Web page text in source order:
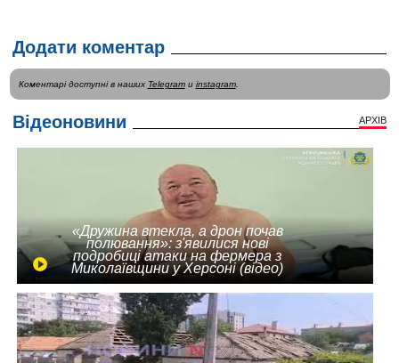
Додати коментар
Коментарі доступні в наших Telegramи instagram.
Відеоновини АРХІВ
«Дружина втекла, а дрон почав
полювання»: з'явилися нові
подробиці атаки на фермера з
Миколаївщини у Херсоні (відео)